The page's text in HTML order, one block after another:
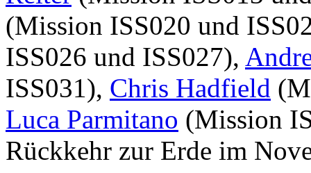
(Mission ISS020 und
ISS026 und ISS027),
ISS031), Chris Hadfield
Luca Parmitano (Mission
Rückkehr zur Erde im